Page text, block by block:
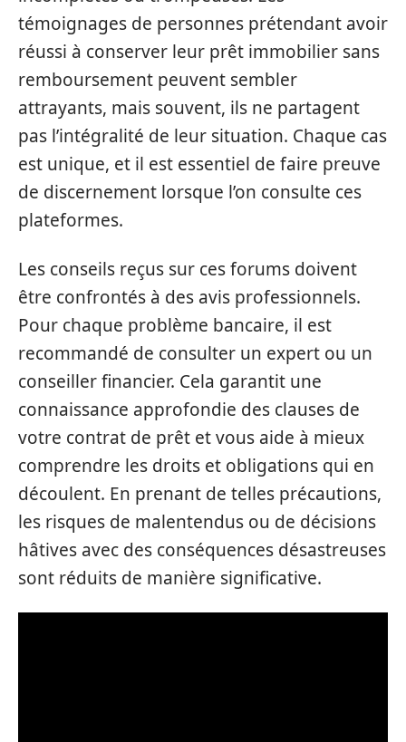
témoignages de personnes prétendant avoir
réussi à conserver leur prêt immobilier sans
remboursement peuvent sembler
attrayants, mais souvent, ils ne partagent
pas l’intégralité de leur situation. Chaque cas
est unique, et il est essentiel de faire preuve
de discernement lorsque l’on consulte ces
plateformes.
Les conseils reçus sur ces forums doivent
être confrontés à des avis professionnels.
Pour chaque problème bancaire, il est
recommandé de consulter un expert ou un
conseiller financier. Cela garantit une
connaissance approfondie des clauses de
votre contrat de prêt et vous aide à mieux
comprendre les droits et obligations qui en
découlent. En prenant de telles précautions,
les risques de malentendus ou de décisions
hâtives avec des conséquences désastreuses
sont réduits de manière significative.